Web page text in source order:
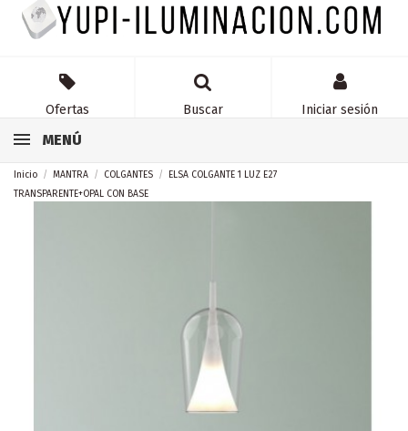
Ofertas Buscar Iniciar sesión
MENÚ
Inicio MANTRA COLGANTES
ELSA COLGANTE 1 LUZ E27
TRANSPARENTE+OPAL CON BASE